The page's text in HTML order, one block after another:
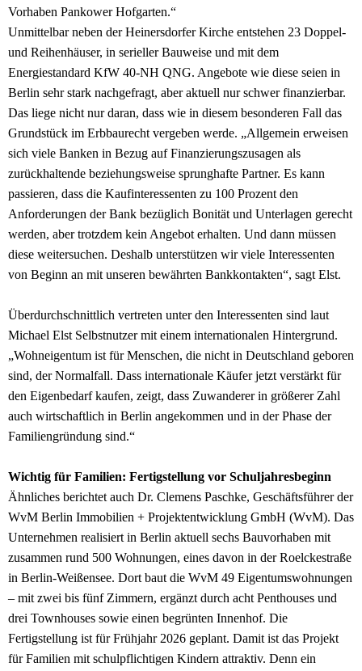
Vorhaben Pankower Hofgarten.“
Unmittelbar neben der Heinersdorfer Kirche entstehen 23 Doppel-
und Reihenhäuser, in serieller Bauweise und mit dem
Energiestandard KfW 40-NH QNG. Angebote wie diese seien in
Berlin sehr stark nachgefragt, aber aktuell nur schwer finanzierbar.
Das liege nicht nur daran, dass wie in diesem besonderen Fall das
Grundstück im Erbbaurecht vergeben werde. „Allgemein erweisen
sich viele Banken in Bezug auf Finanzierungszusagen als
zurückhaltende beziehungsweise sprunghafte Partner. Es kann
passieren, dass die Kaufinteressenten zu 100 Prozent den
Anforderungen der Bank bezüglich Bonität und Unterlagen gerecht
werden, aber trotzdem kein Angebot erhalten. Und dann müssen
diese weitersuchen. Deshalb unterstützen wir viele Interessenten
von Beginn an mit unseren bewährten Bankkontakten“, sagt Elst.
Überdurchschnittlich vertreten unter den Interessenten sind laut
Michael Elst Selbstnutzer mit einem internationalen Hintergrund.
„Wohneigentum ist für Menschen, die nicht in Deutschland geboren
sind, der Normalfall. Dass internationale Käufer jetzt verstärkt für
den Eigenbedarf kaufen, zeigt, dass Zuwanderer in größerer Zahl
auch wirtschaftlich in Berlin angekommen und in der Phase der
Familiengründung sind.“
Wichtig für Familien: Fertigstellung vor Schuljahresbeginn
Ähnliches berichtet auch Dr. Clemens Paschke, Geschäftsführer der
WvM Berlin Immobilien + Projektentwicklung GmbH (WvM). Das
Unternehmen realisiert in Berlin aktuell sechs Bauvorhaben mit
zusammen rund 500 Wohnungen, eines davon in der Roelckestraße
in Berlin-Weißensee. Dort baut die WvM 49 Eigentumswohnungen
– mit zwei bis fünf Zimmern, ergänzt durch acht Penthouses und
drei Townhouses sowie einen begrünten Innenhof. Die
Fertigstellung ist für Frühjahr 2026 geplant. Damit ist das Projekt
für Familien mit schulpflichtigen Kindern attraktiv. Denn ein